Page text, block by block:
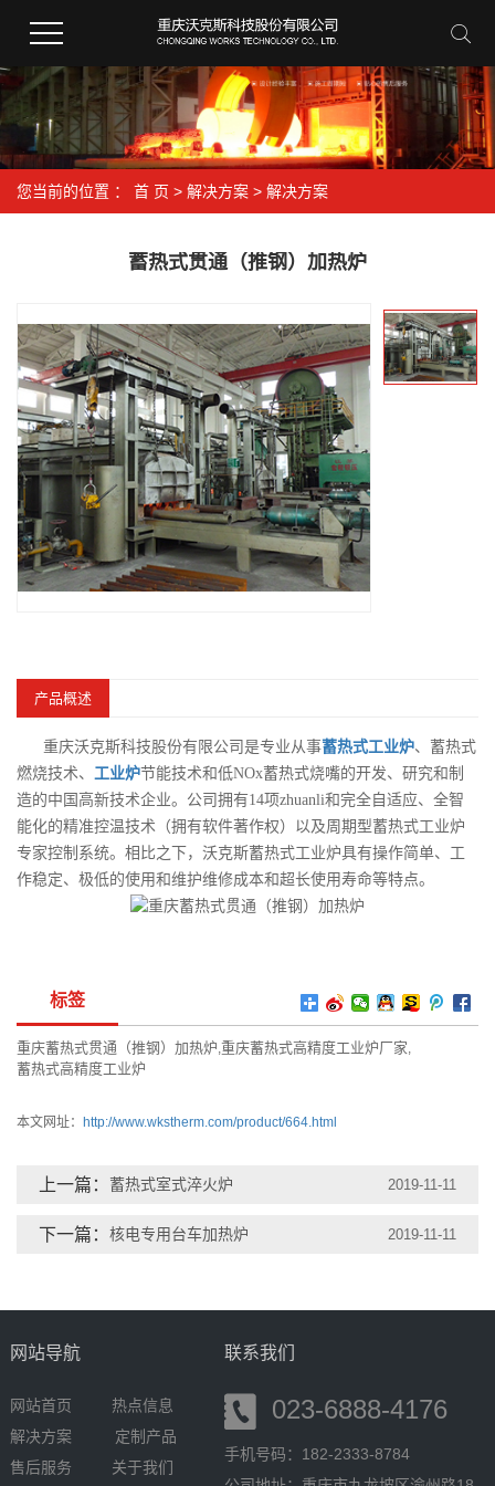
您当前的位置 ： 首 页 > 解决方案 > 解决方案
蓄热式贯通（推钢）加热炉
产品概述
重庆沃克斯科技股份有限公司是专业从事蓄热式工业炉、蓄热式
燃烧技术、 工业炉节能技术和低NOx蓄热式烧嘴的开发、研究和制
造的中国高新技术企业。公司拥有14项zhuanli和完全自适应、全智
能化的精准控温技术（拥有软件著作权）以及周期型蓄热式工业炉
专家控制系统。相比之下，沃克斯蓄热式工业炉具有操作简单、工
作稳定、极低的使用和维护维修成本和超长使用寿命等特点。
标签
重庆蓄热式贯通（推钢）加热炉,重庆蓄热式高精度工业炉厂家,
蓄热式高精度工业炉
本文网址： http://www.wkstherm.com/product/664.html
上一篇： 蓄热式室式淬火炉 2019-11-11
下一篇： 核电专用台车加热炉 2019-11-11
网站导航
网站首页
热点信息
解决方案
定制产品
售后服务
关于我们
联系我们
023-6888-4176
手机号码：182-2333-8784